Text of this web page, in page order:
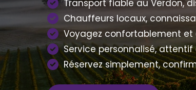
Transport fiable au Verdon,
Chauffeurs locaux,
Voyagez confortablement et
Service personnalisé, attentif
Réservez simplement,